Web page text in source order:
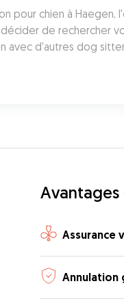
pour chien à
de rechercher
avec d'autres dog
Assurance
Annulation